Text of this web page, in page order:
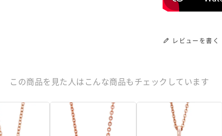
レビューを書く
この商品を見た人はこんな商品もチェックしています